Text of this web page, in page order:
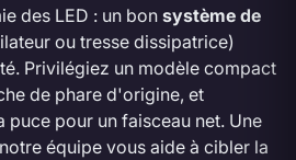
des LED : un bon système de
ou tresse dissipatrice)
Privilégiez un modèle compact
de phare d'origine, et
puce pour un faisceau net. Une
équipe vous aide à cibler la